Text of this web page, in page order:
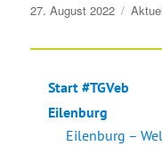
Veröffentlicht
27. August 2022
Start #TGVeb
Eilenburg
Eilenburg –